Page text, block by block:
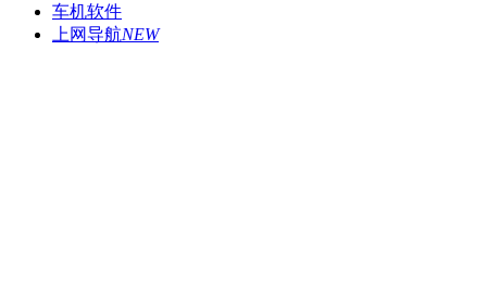
车机软件
上网导航NEW